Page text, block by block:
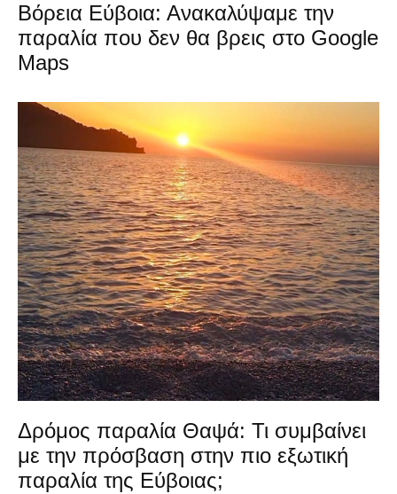
Βόρεια Εύβοια: Ανακαλύψαμε την
παραλία που δεν θα βρεις στο Google
Maps
Δρόμος παραλία Θαψά: Τι συμβαίνει
με την πρόσβαση στην πιο εξωτική
παραλία της Εύβοιας;